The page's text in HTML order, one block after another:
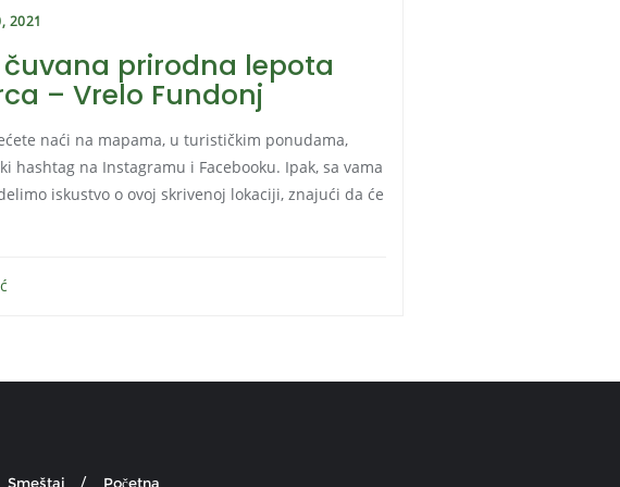
2021
prirodna lepota
– Vrelo Fundonj
naći na mapama, u turističkim ponudama,
hashtag na Instagramu i Facebooku. Ipak, sa vama
iskustvo o ovoj skrivenoj lokaciji, znajući da će
Smeštaj Početna